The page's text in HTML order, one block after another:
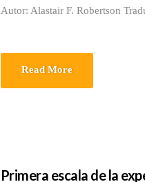
Autor: Alastair F. Robertson
Read More
Primera escala de la